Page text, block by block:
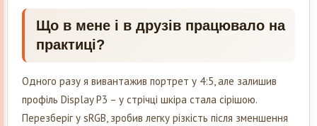
Що в мене і в друзів працювало на
практиці?
Одного разу я вивантажив портрет у 4:5, але залишив
профіль Display P3 – у стрічці шкіра стала сірішою.
Перезберіг у sRGB, зробив легку різкість після зменшення